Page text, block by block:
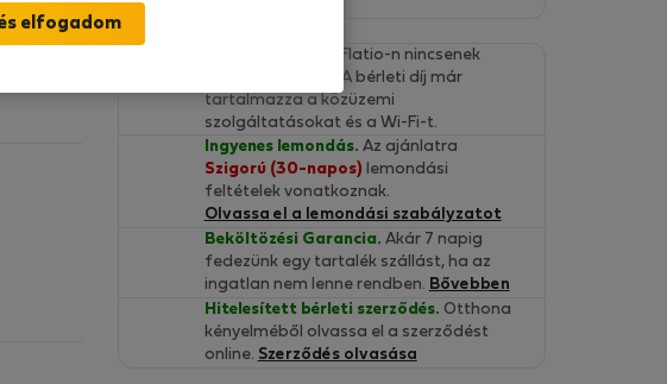
is.
A Flatio-n nincsenek
rejtett költségek. A bérleti díj már
tartalmazza a közüzemi
szolgáltatásokat és a Wi-Fi-t.
Ingyenes lemondás. Az ajánlatra
Szigorú (30-napos) lemondási
feltételek vonatkoznak.
Olvassa el a lemondási szabályzatot
Beköltözési Garancia. Akár 7 napig
fedezünk egy tartalék szállást, ha az
ingatlan nem lenne rendben. Bővebben
Hitelesített bérleti szerződés. Otthona
kényelméből olvassa el a szerződést
online. Szerződés olvasása